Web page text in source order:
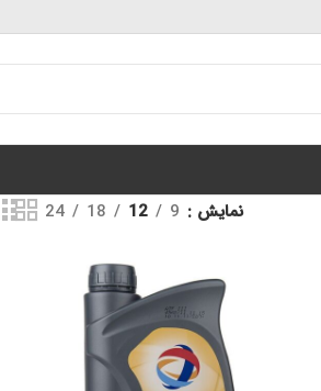
نمایش 9
12
18
24